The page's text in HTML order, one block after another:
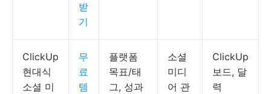
받
기
ClickUp
현대식
소셜 미
무
료
템
플랫폼
목표/태
그, 성과
소셜
미디
어 관
ClickUp
보드, 달
력